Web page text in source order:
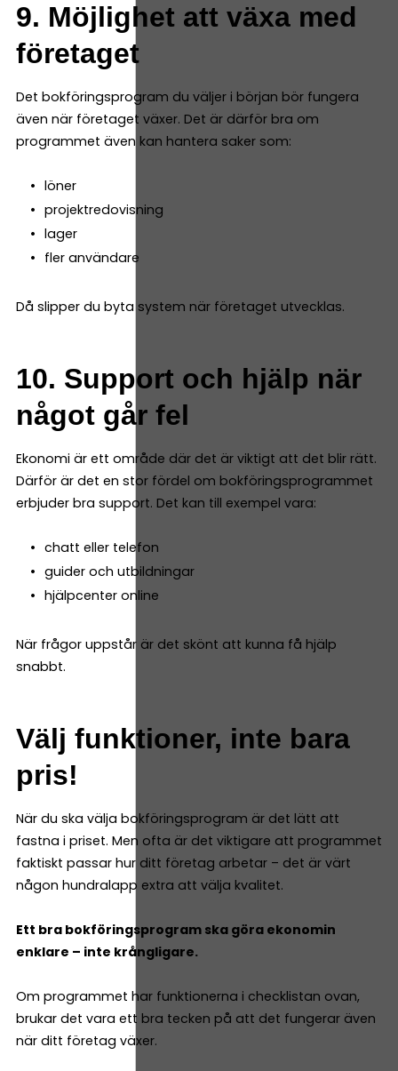
9. Möjlighet att växa med
företaget
Det bokföringsprogram du väljer i början bör fungera
även när företaget växer. Det är därför bra om
programmet även kan hantera saker som:
löner
projektredovisning
lager
fler användare
Då slipper du byta system när företaget utvecklas.
10. Support och hjälp när
något går fel
Ekonomi är ett område där det är viktigt att det blir rätt.
Därför är det en stor fördel om bokföringsprogrammet
erbjuder bra support. Det kan till exempel vara:
chatt eller telefon
guider och utbildningar
hjälpcenter online
När frågor uppstår är det skönt att kunna få hjälp
snabbt.
Välj funktioner, inte bara
pris!
När du ska välja bokföringsprogram är det lätt att
fastna i priset. Men ofta är det viktigare att programmet
faktiskt passar hur ditt företag arbetar – det är värt
någon hundralapp extra att välja kvalitet.
Ett bra bokföringsprogram ska göra ekonomin
enklare – inte krångligare.
Om programmet har funktionerna i checklistan ovan,
brukar det vara ett bra tecken på att det fungerar även
när ditt företag växer.